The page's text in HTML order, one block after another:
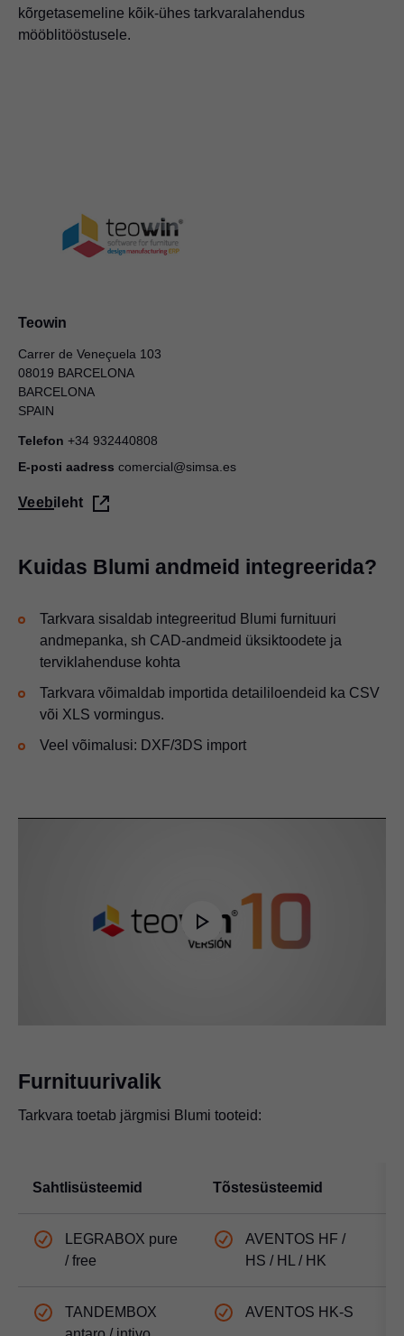
kõrgetasemeline kõik-ühes tarkvaralahendus
mööblitööstusele.
Teowin
Carrer de Veneçuela 103
08019 BARCELONA
BARCELONA
SPAIN
Telefon +34 932440808
E-posti aadress comercial@simsa.es
Veebileht
Kuidas Blumi andmeid integreerida?
Tarkvara sisaldab integreeritud Blumi furnituuri
andmepanka, sh CAD-andmeid üksiktoodete ja
terviklahenduse kohta
Tarkvara võimaldab importida detaililoendeid ka CSV
või XLS vormingus.
Veel võimalusi: DXF/3DS import
Play
Furnituurivalik
Tarkvara toetab järgmisi Blumi tooteid:
Sahtlisüsteemid Tõstesüsteemid
LEGRABOX pure
/ free
AVENTOS HF /
HS / HL / HK
TANDEMBOX
AVENTOS HK-S